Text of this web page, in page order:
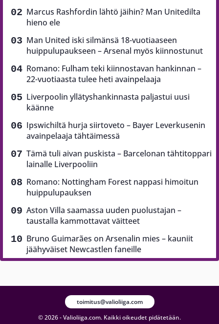
Marcus Rashfordin lähtö jäihin? Man Unitedilta
hieno ele
Man United iski silmänsä 18-vuotiaaseen
huippulupaukseen – Arsenal myös kiinnostunut
Romano: Fulham teki kiinnostavan hankinnan –
22-vuotiaasta tulee heti avainpelaaja
Liverpoolin yllätyshankinnasta paljastui uusi
käänne
Ipswichiltä hurja siirtoveto – Bayer Leverkusenin
avainpelaaja tähtäimessä
Tämä tuli aivan puskista – Barcelonan tähtitoppari
lainalle Liverpooliin
Romano: Nottingham Forest nappasi himoitun
huippulupauksen
Aston Villa saamassa uuden puolustajan –
taustalla kammottavat väitteet
Bruno Guimarães on Arsenalin mies – kauniit
jäähyväiset Newcastlen faneille
© 2026 - Valioliiga.com. Kaikki oikeudet pidätetään.
toimitus@valioliiga.com